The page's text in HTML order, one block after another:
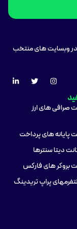
در وبسایت های منتخب
صرافی های ارز
پایانه های پرداخت
دیتا سنترها
بروکر های فارکس
پراپ تریدینگ